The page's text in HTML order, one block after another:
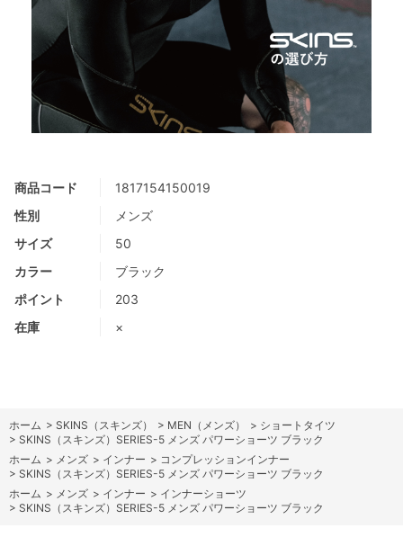
商品コード
1817154150019
性別
メンズ
サイズ
50
カラー
ブラック
ポイント
203
在庫
×
ホーム > SKINS（スキンズ） > MEN（メンズ） > ショートタイツ
> SKINS（スキンズ）SERIES-5 メンズ パワーショーツ ブラック
ホーム > メンズ > インナー > コンプレッションインナー
> SKINS（スキンズ）SERIES-5 メンズ パワーショーツ ブラック
ホーム > メンズ > インナー > インナーショーツ
> SKINS（スキンズ）SERIES-5 メンズ パワーショーツ ブラック